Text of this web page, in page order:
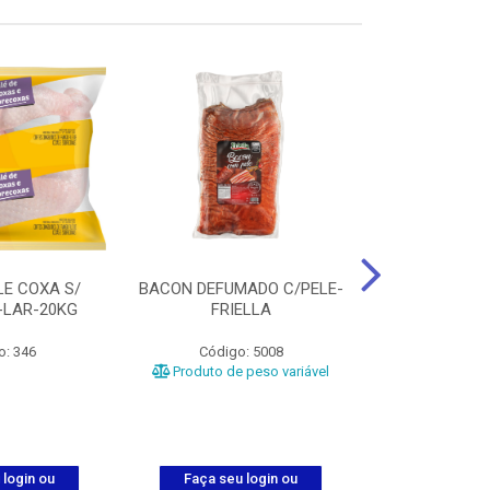
COXA S/
20KG
346
login ou
BACON DEFUMADO C/PELE-
FRIELLA
Código: 5008
Produto de peso variável
Faça seu login ou